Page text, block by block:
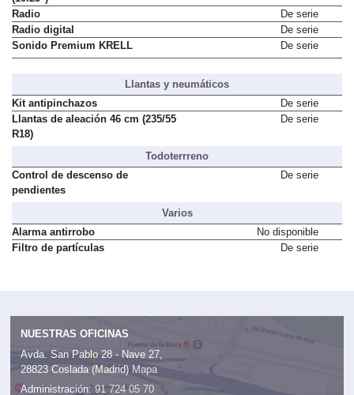
(10.25")
Radio
De serie
Radio digital
De serie
Sonido Premium KRELL
De serie
Llantas y neumáticos
Kit antipinchazos
De serie
Llantas de aleación 46 cm (235/55
Todoterrreno
Control de descenso de
Varios
Alarma antirrobo
No disponible
NUESTRAS OFICINAS
Avda. San Pablo 28 - Nave 27,
28823 Coslada (Madrid)
Mapa